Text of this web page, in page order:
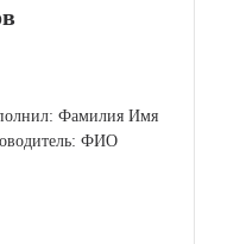
Фамилия Имя
ФИО